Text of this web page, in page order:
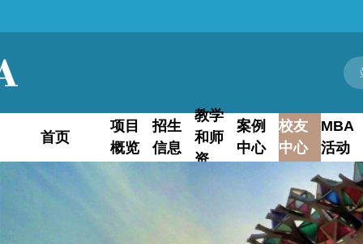
首页
项目
概览
招生
信息
教学
和师
资
案例
中心
校友
中心
MBA
活动